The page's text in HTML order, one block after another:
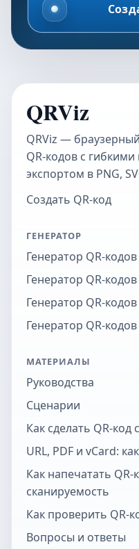
QRViz
QRViz —
QR-кодов с
экспортом в PNG,
Создать QR-код
ГЕНЕРАТОР
Генератор QR-
Генератор QR-
Генератор QR-
Генератор QR-кодов
МАТЕРИАЛЫ
Руководства
Сценарии
Как сделать QR-код
URL, PDF и vCard:
Как напечатать
сканируемость
Как проверить QR-
Вопросы и ответы